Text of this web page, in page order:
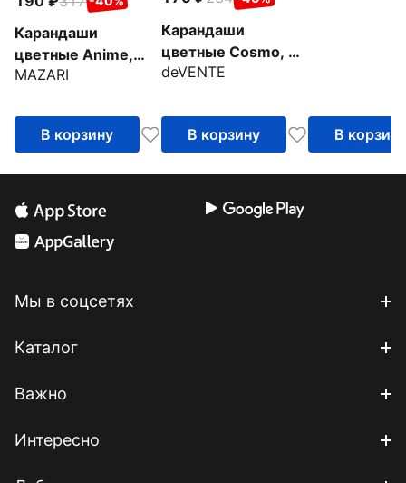
Карандаши
цветные Anime,
пластиковые, 24
MAZARI
В корзину
Карандаши
цветные Cosmo, 24
цвета
deVENTE
В корзину В корзину
Мы в соцсетях
Каталог
Важно
Интересно